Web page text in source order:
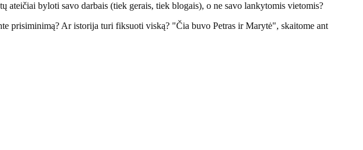
ateičiai byloti savo darbais (tiek gerais, tiek blogais), o ne savo lankytomis vietomis?
prisiminimą? Ar istorija turi fiksuoti viską? "Čia buvo Petras ir Marytė", skaitome ant